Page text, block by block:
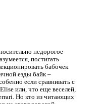
недорогое
постигать
бабочек
езды байк –
если сравнивать с
или, что еще веселей,
Но кто из читающих